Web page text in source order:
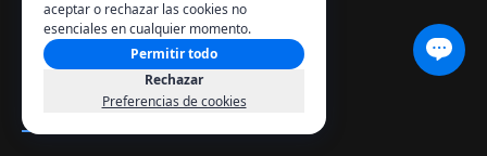
Explorar temas
Soporte
aceptar o rechazar las cookies no
esenciales en cualquier momento.
Permitir todo
Rechazar
Preferencias de cookies